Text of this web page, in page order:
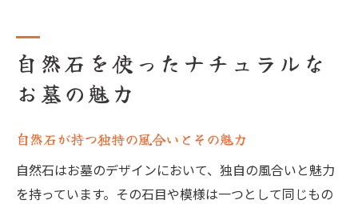
自然石を使ったナチュラルな
お墓の魅力
自然石が持つ独特の風合いとその魅力
自然石はお墓のデザインにおいて、独自の風合いと魅力
を持っています。その石目や模様は一つとして同じもの